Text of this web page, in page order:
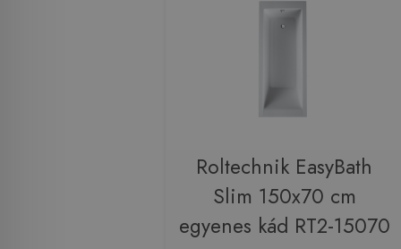
Roltechnik EasyBath
Slim 150x70 cm
egyenes kád RT2-15070